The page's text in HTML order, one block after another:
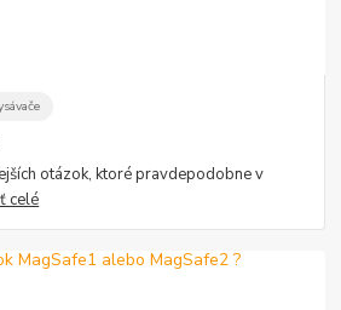
otázok, ktoré pravdepodobne v
celé